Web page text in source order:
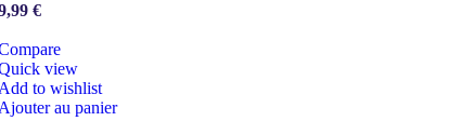
€
view
to wishlist
au panier